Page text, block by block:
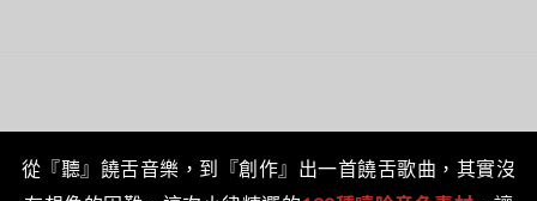
從『聽』饒舌音樂，到『創作』出一首饒舌歌曲， 其實沒